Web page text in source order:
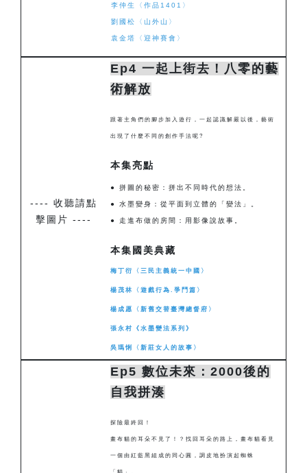
李仲生〈作品1401〉
劉國松〈山外山〉
袁金塔〈迎神賽會〉
---- 收聽請點
擊圖片 ----
Ep4 一起上街去！八零的藝
術解放
跟著主角們的腳步加入遊行，一起認識 解嚴以後，藝術
出現了什麼不同的創作手法呢?
本集亮點
● 拼圖的秘密：拼出不同時代的想法。
● 水墨變身：從平面到立體的「變法」。
● 走進布做的房間：用影像說故事
本集國美典藏
梅丁衍〈三民主義統一中國〉
楊茂林〈遊戲行為.爭鬥篇〉
楊成愿〈新舊交替臺灣總督府〉
張永村《水墨變法系列》
吳瑪悧〈新莊女人的故事〉
Ep5 數位未來：2000後的
自我拼湊
探險最終回！
畫布貓的耳朵不見了！？找回耳朵的路上，畫布貓看見
一個由紅藍黑組成的同心圓，調皮地扮演起蜘蛛